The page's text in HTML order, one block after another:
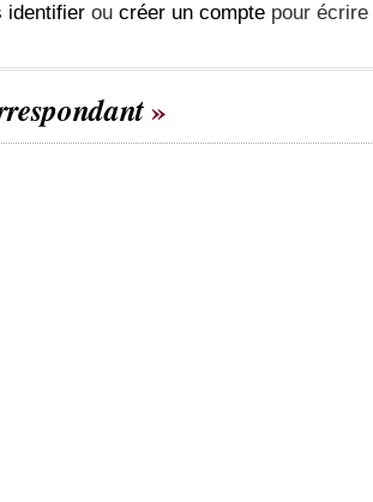
identifier ou créer un compte pour